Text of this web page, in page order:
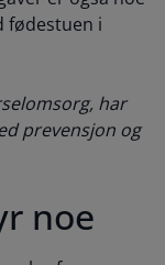
fødestuen i
har
prevensjon og
noe